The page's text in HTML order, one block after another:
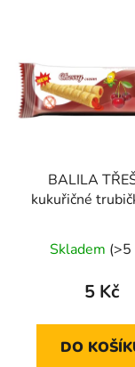
BALILA
kukuřičné
5,0
z
Skladem (>5
5 Kč
DO